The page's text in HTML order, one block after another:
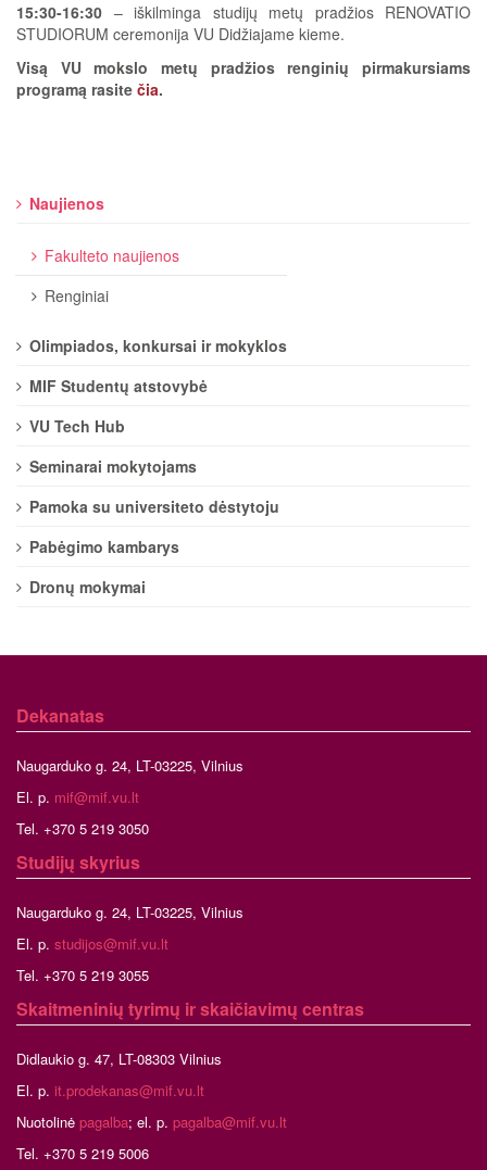
15:30-16:30 – iškilminga studijų metų pradžios RENOVATIO
STUDIORUM ceremonija VU Didžiajame kieme.
Visą VU mokslo metų pradžios renginių pirmakursiams
programą rasite čia.
Naujienos
Fakulteto naujienos
Renginiai
Olimpiados, konkursai ir mokyklos
MIF Studentų atstovybė
VU Tech Hub
Seminarai mokytojams
Pamoka su universiteto dėstytoju
Pabėgimo kambarys
Dronų mokymai
Dekanatas
Naugarduko g. 24, LT-03225, Vilnius
El. p. mif@mif.vu.lt
Tel. +370 5 219 3050
Studijų skyrius
Naugarduko g. 24, LT-03225, Vilnius
El. p. studijos@mif.vu.lt
Tel. +370 5 219 3055
Skaitmeninių tyrimų ir skaičiavimų centras
Didlaukio g. 47, LT-08303 Vilnius
El. p. it.prodekanas@mif.vu.lt
Nuotolinė pagalba; el. p. pagalba@mif.vu.lt
Tel. +370 5 219 5006